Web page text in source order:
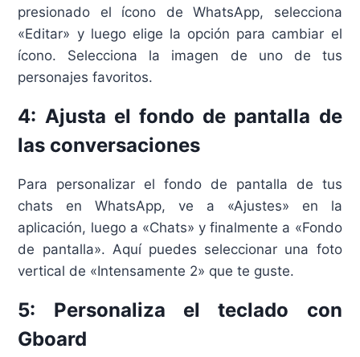
presionado el ícono de WhatsApp, selecciona
«Editar» y luego elige la opción para cambiar el
ícono. Selecciona la imagen de uno de tus
personajes favoritos.
4: Ajusta el fondo de pantalla de
las conversaciones
Para personalizar el fondo de pantalla de tus
chats en WhatsApp, ve a «Ajustes» en la
aplicación, luego a «Chats» y finalmente a «Fondo
de pantalla». Aquí puedes seleccionar una foto
vertical de «Intensamente 2» que te guste.
5: Personaliza el teclado con
Gboard